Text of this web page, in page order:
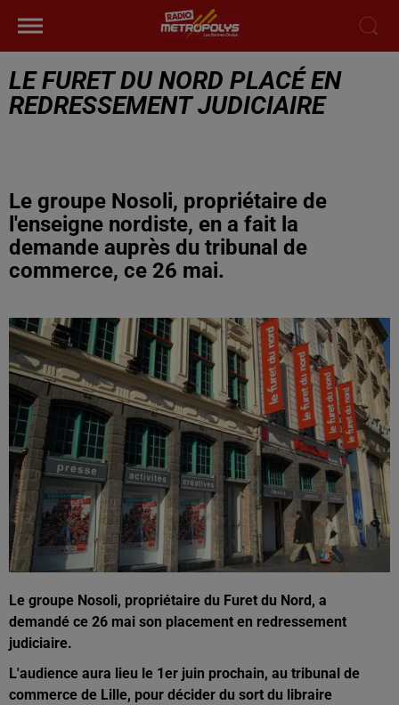
LE FURET DU NORD PLACÉ EN
REDRESSEMENT JUDICIAIRE
Le groupe Nosoli, propriétaire de
l'enseigne nordiste, en a fait la
demande auprès du tribunal de
commerce, ce 26 mai.
Le groupe Nosoli, propriétaire du Furet du Nord, a
demandé ce 26 mai son placement en redressement
judiciaire.
L'audience aura lieu le 1er juin prochain, au tribunal de
commerce de Lille, pour décider du sort du libraire